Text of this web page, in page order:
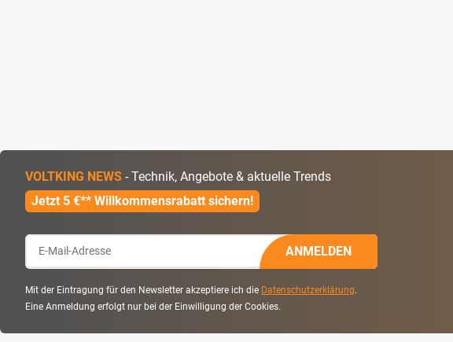
VOLTKING NEWS - Technik, Angebote & aktuelle Trends
Jetzt 5 €** Willkommensrabatt sichern!
ANMELDEN
Mit der Eintragung für den Newsletter akzeptiere ich die Datenschutzerklärung.
Eine Anmeldung erfolgt nur bei der Einwilligung der Cookies.